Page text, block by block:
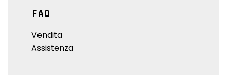
FAQ
Vendita
Assistenza